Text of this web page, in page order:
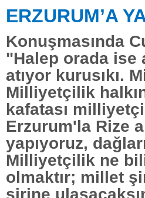
ERZURUM’A
Konuşmasında
"Halep orada ise
atıyor kurusıkı.
Milliyetçilik
kafatası
Erzurum'la Rize
yapıyoruz,
Milliyetçilik ne
olmaktır; millet
şirine